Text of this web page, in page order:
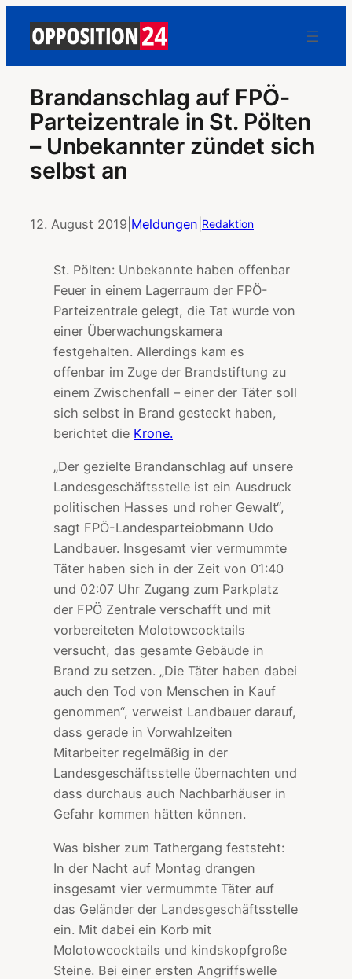
Brandanschlag auf FPÖ-
Parteizentrale in St. Pölten
– Unbekannter zündet sich
selbst an
12. August 2019 Meldungen Redaktion
St. Pölten: Unbekannte haben offenbar
Feuer in einem Lagerraum der FPÖ-
Parteizentrale gelegt, die Tat wurde von
einer Überwachungskamera
festgehalten. Allerdings kam es
offenbar im Zuge der Brandstiftung zu
einem Zwischenfall – einer der Täter soll
sich selbst in Brand gesteckt haben,
berichtet die Krone.
„Der gezielte Brandanschlag auf unsere
Landesgeschäftsstelle ist ein Ausdruck
politischen Hasses und roher Gewalt“,
sagt FPÖ-Landesparteiobmann Udo
Landbauer. Insgesamt vier vermummte
Täter haben sich in der Zeit von 01:40
und 02:07 Uhr Zugang zum Parkplatz
der FPÖ Zentrale verschafft und mit
vorbereiteten Molotowcocktails
versucht, das gesamte Gebäude in
Brand zu setzen. „Die Täter haben dabei
auch den Tod von Menschen in Kauf
genommen“, verweist Landbauer darauf,
dass gerade in Vorwahlzeiten
Mitarbeiter regelmäßig in der
Landesgeschäftsstelle übernachten und
dass durchaus auch Nachbarhäuser in
Gefahr kommen hätten können.
Was bisher zum Tathergang feststeht:
In der Nacht auf Montag drangen
insgesamt vier vermummte Täter auf
das Geländer der Landesgeschäftsstelle
ein. Mit dabei ein Korb mit
Molotowcocktails und kindskopfgroße
Steine. Bei einer ersten Angriffswelle